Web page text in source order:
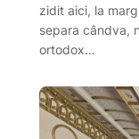
zidit aici, la
separa cândva,
ortodox…